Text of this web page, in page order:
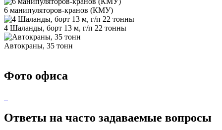
6 манипуляторов-кранов (КМУ)
4 Шаланды, борт 13 м, г/п 22 тонны
Автокраны, 35 тонн
Фото офиса
Ответы на часто задаваемые вопросы